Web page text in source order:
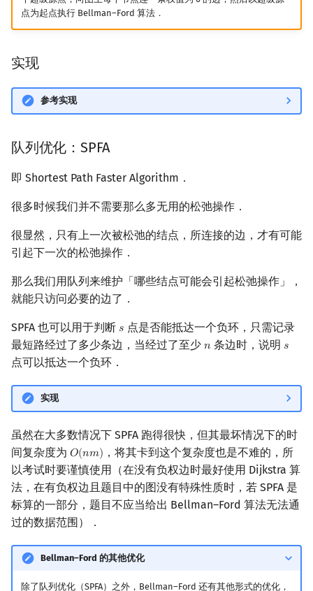
点为起点执行 Bellman–Ford 算法．
实现
参考实现
队列优化：SPFA
即 Shortest Path Faster Algorithm．
很多时候我们并不需要那么多无用的松弛操作．
很显然，只有上一次被松弛的结点，所连接的边，才有可能
引起下一次的松弛操作．
那么我们用队列来维护「哪些结点可能会引起松弛操作」，
就能只访问必要的边了．
SPFA 也可以用于判断 𝑠
s 点是否能抵达一个负环，只需记录
最短路经过了多少条边，当经过了至少 𝑛
n 条边时，说明 𝑠
s
点可以抵达一个负环．
实现
虽然在大多数情况下 SPFA 跑得很快，但其最坏情况下的时
间复杂度为 𝑂(𝑛𝑚)
O(nm) ，将其卡到这个复杂度也是不难的，所
以考试时要谨慎使用（在没有负权边时最好使用 Dijkstra 算
法，在有负权边且题目中的图没有特殊性质时，若 SPFA 是
标算的一部分，题目不应当给出 Bellman–Ford 算法无法通
过的数据范围）．
Bellman–Ford 的其他优化
除了队列优化（SPFA）之外，Bellman–Ford 还有其他形式的优化，